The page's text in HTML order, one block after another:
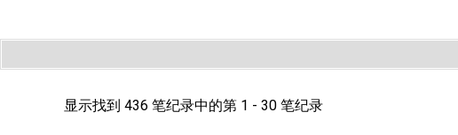
显示找到 436 笔纪录中的第 1 - 30 笔纪录